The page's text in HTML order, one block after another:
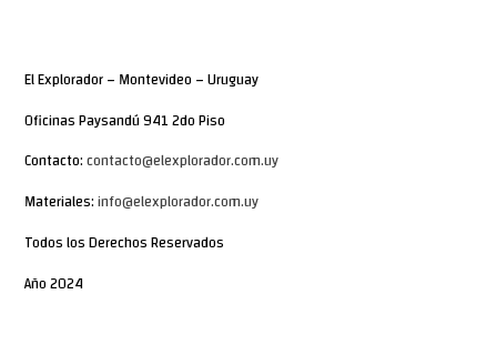
El Explorador – Montevideo – Uruguay
Oficinas Paysandú 941 2do Piso
Contacto:contacto@elexplorador.com.uy
Materiales:info@elexplorador.com.uy
Todos los Derechos Reservados
Año 2024